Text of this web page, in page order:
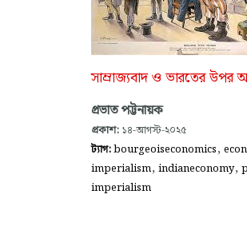
সাম্রাজ্যবাদ ও ভারতের উপর
প্রভাত পট্টনায়ক
প্রকাশ: ১৪-আগস্ট-২০২৫
ট্যাগ:bourgeoiseconomics,
imperialism, indianeconomy,
imperialism